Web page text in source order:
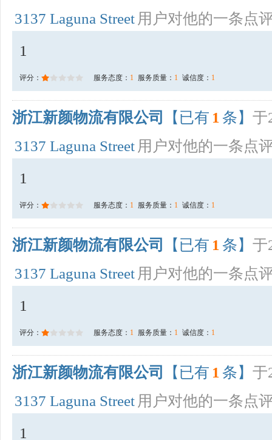
3137 Laguna Street 用户对他的一条点
1
评分： 服务态度： 1 服务质量： 1 诚信度： 1
浙江新颜物流有限公司 【已有 1 条】 于
3137 Laguna Street 用户对他的一条点
1
评分： 服务态度： 1 服务质量： 1 诚信度： 1
浙江新颜物流有限公司 【已有 1 条】 于
3137 Laguna Street 用户对他的一条点
1
评分： 服务态度： 1 服务质量： 1 诚信度： 1
浙江新颜物流有限公司 【已有 1 条】 于
3137 Laguna Street 用户对他的一条点
1